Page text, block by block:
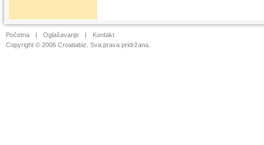
Početna | Oglašavanje |
Kontakt
Copyright © 2006 Croatiabiz. Sva prava pridržana.